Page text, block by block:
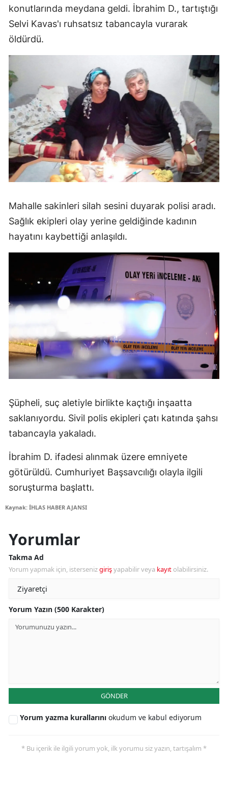
konutlarında meydana geldi. İbrahim D., tartıştığı
Selvi Kavas'ı ruhsatsız tabancayla vurarak
öldürdü.
Mahalle sakinleri silah sesini duyarak polisi aradı.
Sağlık ekipleri olay yerine geldiğinde kadının
hayatını kaybettiği anlaşıldı.
Şüpheli, suç aletiyle birlikte kaçtığı inşaatta
saklanıyordu. Sivil polis ekipleri çatı katında şahsı
tabancayla yakaladı.
İbrahim D. ifadesi alınmak üzere emniyete
götürüldü. Cumhuriyet Başsavcılığı olayla ilgili
soruşturma başlattı.
Kaynak: İHLAS HABER AJANSI
Yorumlar
Takma Ad
Yorum yapmak için, istersenizgirişyapabilir veya kayıt olabilirsiniz.
Yorum Yazın (500 Karakter)
GÖNDER
Yorum yazma kurallarını okudum ve kabul ediyorum
* Bu içerik ile ilgili yorum yok, ilk yorumu siz yazın, tartışalım *